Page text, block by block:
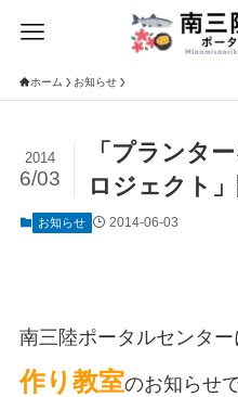
ホーム お知らせ
「プランタ
ロジェクト
2014
6/03
お知らせ 2014-06-03
南三陸ポータルセンター
作り教室のお知らせで